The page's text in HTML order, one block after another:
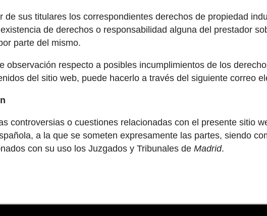
de sus titulares los correspondientes derechos de propiedad
de derechos o responsabilidad alguna del prestador
parte del mismo.
observación respecto a posibles incumplimientos de los
del sitio web, puede hacerlo a través del siguiente correo
controversias o cuestiones relacionadas con el presente sitio
a la que se someten expresamente las partes, siendo
con su uso los Juzgados y Tribunales deMadrid.